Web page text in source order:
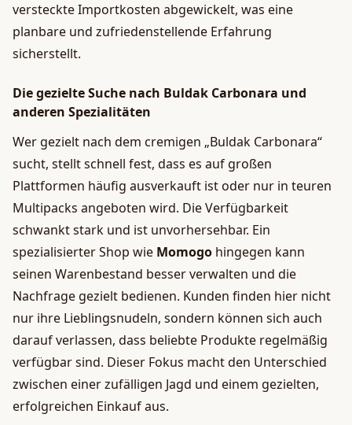
versteckte Importkosten abgewickelt, was eine
planbare und zufriedenstellende Erfahrung
sicherstellt.
Die gezielte Suche nach Buldak Carbonara und
anderen Spezialitäten
Wer gezielt nach dem cremigen „Buldak Carbonara“
sucht, stellt schnell fest, dass es auf großen
Plattformen häufig ausverkauft ist oder nur in teuren
Multipacks angeboten wird. Die Verfügbarkeit
schwankt stark und ist unvorhersehbar. Ein
spezialisierter Shop wie Momogo hingegen kann
seinen Warenbestand besser verwalten und die
Nachfrage gezielt bedienen. Kunden finden hier nicht
nur ihre Lieblingsnudeln, sondern können sich auch
darauf verlassen, dass beliebte Produkte regelmäßig
verfügbar sind. Dieser Fokus macht den Unterschied
zwischen einer zufälligen Jagd und einem gezielten,
erfolgreichen Einkauf aus.